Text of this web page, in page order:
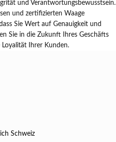
und Verantwortungsbewusstsein.
und zertifizierten Waage
Sie Wert auf Genauigkeit und
Sie in die Zukunft Ihres Geschäfts
Ihrer Kunden.
Schweiz